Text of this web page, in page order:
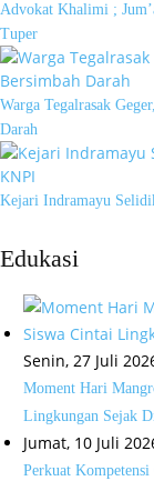
Advokat Khalimi ;
Tuper
Warga Tegalrasak
Darah
Kejari Indramayu
Edukasi
Senin, 27 Juli
Moment Hari
Lingkungan Sejak
Jumat, 10 Juli
Perkuat